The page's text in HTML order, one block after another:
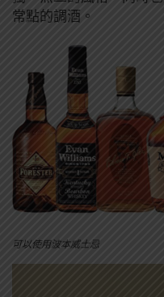
常點的調酒。
可以使用波本威士忌